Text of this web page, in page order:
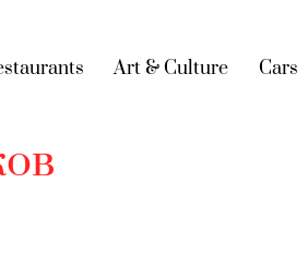
(current)
Art & Culture (current)
Cars